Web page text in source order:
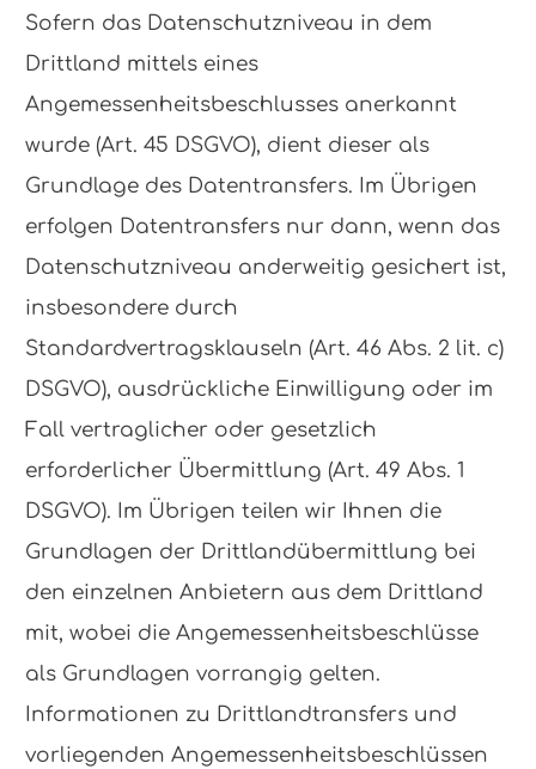
Sofern das Datenschutzniveau in dem
Drittland mittels eines
Angemessenheitsbeschlusses anerkannt
wurde (Art. 45 DSGVO), dient dieser als
Grundlage des Datentransfers. Im Übrigen
erfolgen Datentransfers nur dann, wenn das
Datenschutzniveau anderweitig gesichert ist,
insbesondere durch
Standardvertragsklauseln (Art. 46 Abs. 2 lit. c)
DSGVO), ausdrückliche Einwilligung oder im
Fall vertraglicher oder gesetzlich
erforderlicher Übermittlung (Art. 49 Abs. 1
DSGVO). Im Übrigen teilen wir Ihnen die
Grundlagen der Drittlandübermittlung bei
den einzelnen Anbietern aus dem Drittland
mit, wobei die Angemessenheitsbeschlüsse
als Grundlagen vorrangig gelten.
Informationen zu Drittlandtransfers und
vorliegenden Angemessenheitsbeschlüssen